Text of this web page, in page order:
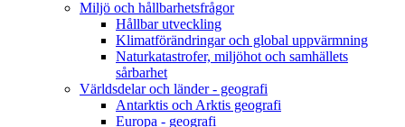
Miljö och hållbarhetsfrågor
Hållbar utveckling
Klimatförändringar och global uppvärmning
Naturkatastrofer, miljöhot och samhällets
sårbarhet
Världsdelar och länder - geografi
Antarktis och Arktis geografi
Europa - geografi